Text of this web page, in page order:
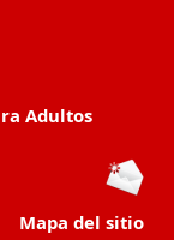
Adultos
Mapa del sitio